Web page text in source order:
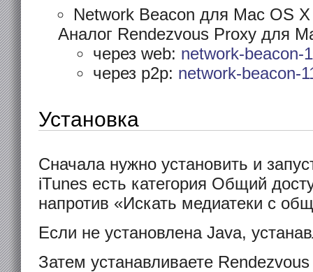
Network Beacon для Mac OS X
Аналог Rendezvous Proxy для
через web: network-beacon-
через p2p: network-beacon-
Установка
Сначала нужно установить и
iTunes есть категория Общий
напротив «Искать медиатеки с
Если не установлена Java,
Затем устанавливаете